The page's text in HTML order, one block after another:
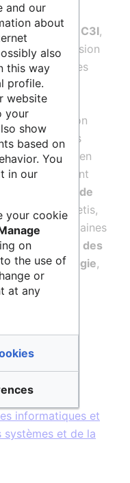
intensif C3I,
a pour mission
les ressources
au
projets de
l’administration
assiste les
formations en
développement
de
codes de
Aquilon-Thetis,
...). Les domaines
la mécanique des
, la météorologie,
traitement
informatiques et
systèmes et de la
and our
about
also
this way
profile.
website
your
show
based on
You
in our
your cookie
on
the use of
or
at any